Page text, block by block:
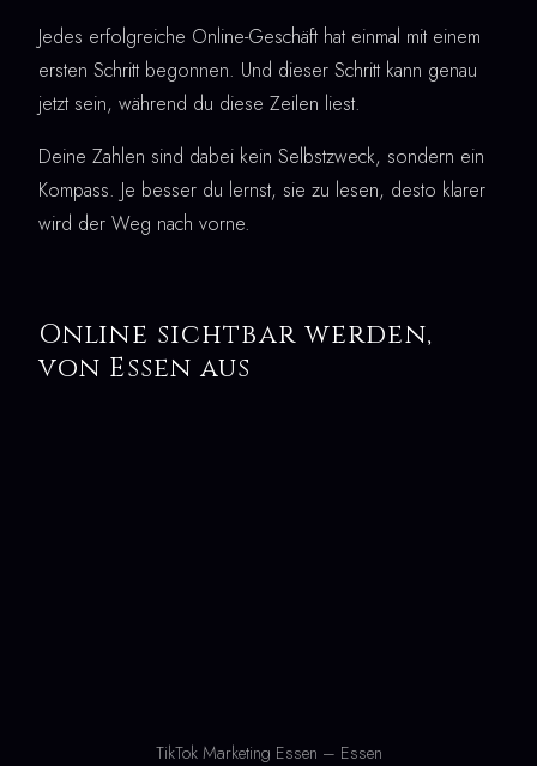
Jedes erfolgreiche Online-Geschäft hat einmal mit einem
ersten Schritt begonnen. Und dieser Schritt kann genau
jetzt sein, während du diese Zeilen liest.
Deine Zahlen sind dabei kein Selbstzweck, sondern ein
Kompass. Je besser du lernst, sie zu lesen, desto klarer
wird der Weg nach vorne.
Online sichtbar werden,
von Essen aus
TikTok Marketing Essen – Essen